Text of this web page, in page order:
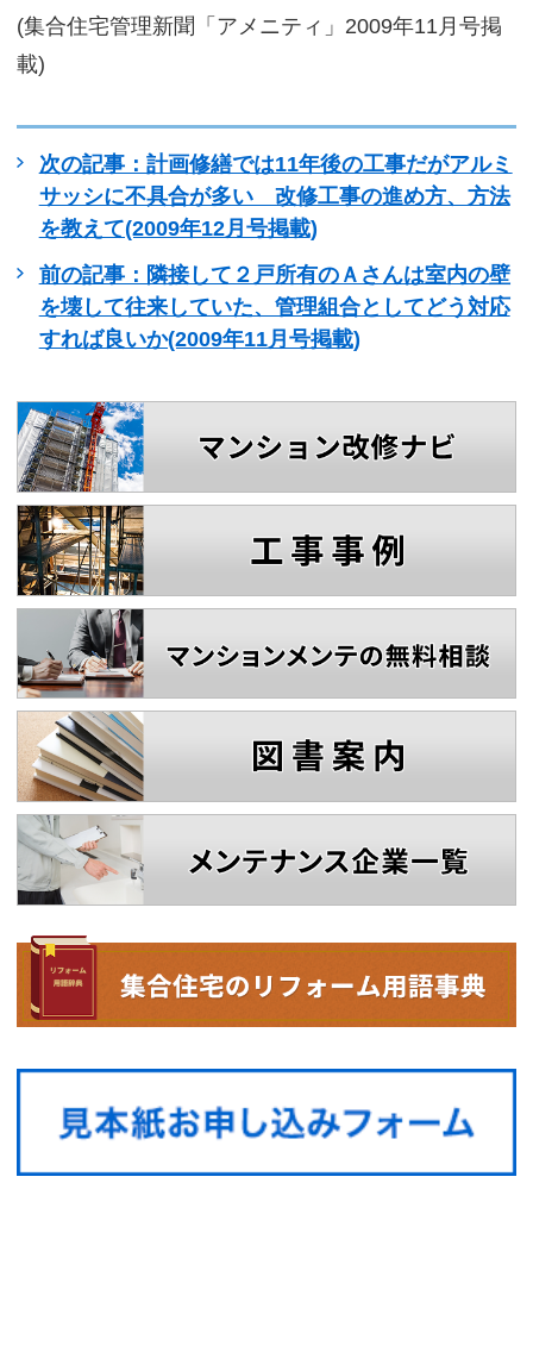
(集合住宅管理新聞「アメニティ」2009年11月号掲
載)
次の記事：計画修繕では11年後の工事だがアルミ
サッシに不具合が多い 改修工事の進め方、方法
を教えて(2009年12月号掲載)
前の記事：隣接して２戸所有のＡさんは室内の壁
を壊して往来していた、管理組合としてどう対応
すれば良いか(2009年11月号掲載)